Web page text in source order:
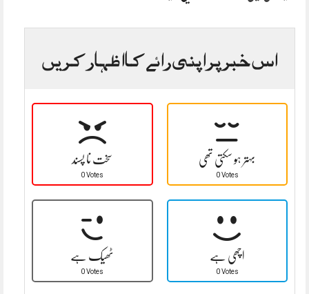
اس خبر پر اپنی رائے کا اظہار کریں
سخت نا پسند
0 Votes
بہتر ہو سکتی تھی
0 Votes
ٹھیک ہے
0 Votes
اچھی ہے
0 Votes